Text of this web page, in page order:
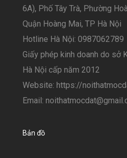
6A), Phố Tây Trà, Phường
Quận Hoàng Mai, TP Hà Nội
Hotline Hà Nội: 0987062789
Giấy phép kinh doanh do sở
Hà Nội cấp năm 2012
Website: https://
Email:
Bản đồ